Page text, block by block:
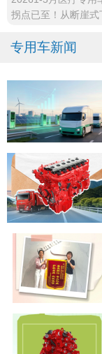
拐点已至！从断崖式
专用车新闻